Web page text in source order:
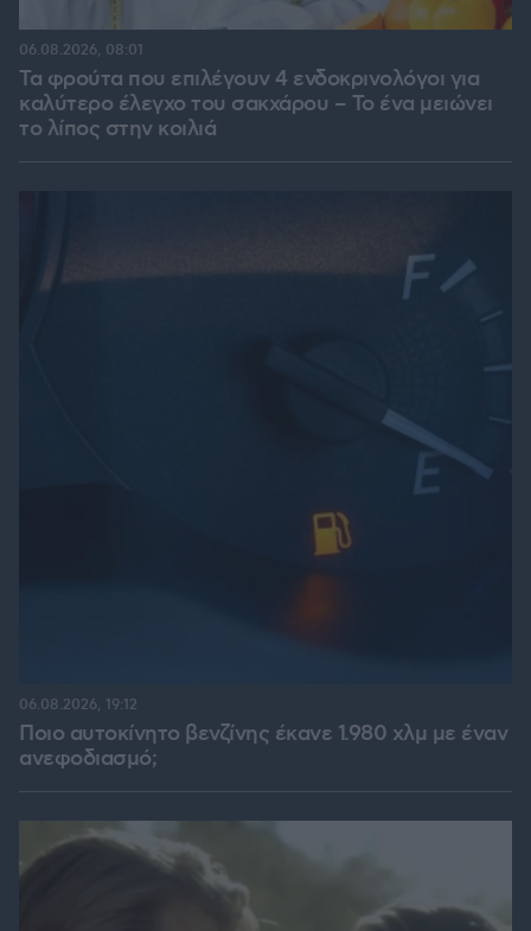
Τα φρούτα που επιλέγουν 4 ενδοκρινολόγοι για
καλύτερο έλεγχο του σακχάρου – Το ένα μειώνει
το λίπος στην κοιλιά
06.08.2026, 08:01
Ποιο αυτοκίνητο βενζίνης έκανε 1.980 χλμ με έναν
ανεφοδιασμό;
06.08.2026, 19:12